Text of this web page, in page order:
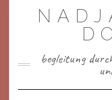
begleitung